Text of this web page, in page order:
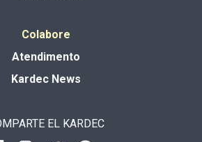
Colabore
Atendimento
Kardec News
EL KARDEC